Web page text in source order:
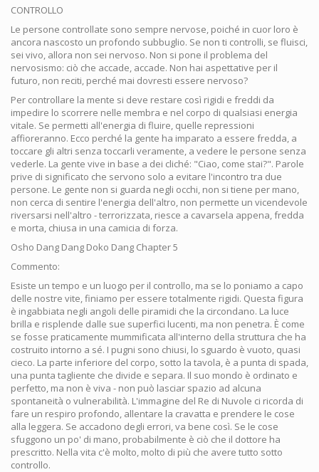
CONTROLLO
Le persone controllate sono sempre nervose, poiché in cuor loro è
ancora nascosto un profondo subbuglio. Se non ti controlli, se fluisci,
sei vivo, allora non sei nervoso. Non si pone il problema del
nervosismo: ciò che accade, accade. Non hai aspettative per il
futuro, non reciti, perché mai dovresti essere nervoso?
Per controllare la mente si deve restare così rigidi e freddi da
impedire lo scorrere nelle membra e nel corpo di qualsiasi energia
vitale. Se permetti all'energia di fluire, quelle repressioni
affioreranno. Ecco perché la gente ha imparato a essere fredda, a
toccare gli altri senza toccarli veramente, a vedere le persone senza
vederle. La gente vive in base a dei cliché: "Ciao, come stai?". Parole
prive di significato che servono solo a evitare l'incontro tra due
persone. Le gente non si guarda negli occhi, non si tiene per mano,
non cerca di sentire l'energia dell'altro, non permette un vicendevole
riversarsi nell'altro - terrorizzata, riesce a cavarsela appena, fredda
e morta, chiusa in una camicia di forza.
Osho Dang Dang Doko Dang Chapter 5
Commento:
Esiste un tempo e un luogo per il controllo, ma se lo poniamo a capo
delle nostre vite, finiamo per essere totalmente rigidi. Questa figura
è ingabbiata negli angoli delle piramidi che la circondano. La luce
brilla e risplende dalle sue superfici lucenti, ma non penetra. È come
se fosse praticamente mummificata all'interno della struttura che ha
costruito intorno a sé. I pugni sono chiusi, lo sguardo è vuoto, quasi
cieco. La parte inferiore del corpo, sotto la tavola, è a punta di spada,
una punta tagliente che divide e separa. Il suo mondo è ordinato e
perfetto, ma non è viva - non può lasciar spazio ad alcuna
spontaneità o vulnerabilità. L'immagine del Re di Nuvole ci ricorda di
fare un respiro profondo, allentare la cravatta e prendere le cose
alla leggera. Se accadono degli errori, va bene così. Se le cose
sfuggono un po' di mano, probabilmente è ciò che il dottore ha
prescritto. Nella vita c'è molto, molto di più che avere tutto sotto
controllo.